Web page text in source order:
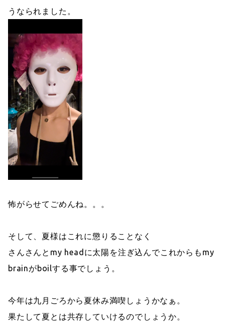
うなられました。
怖がらせてごめんね。。。
そして、夏様はこれに懲りることなく
さんさんとmy headに太陽を注ぎ込んでこれからもmy
brainがboilする事でしょう。
今年は九月ごろから夏休み満喫しょうかなぁ。
果たして夏とは共存していけるのでしょうか。